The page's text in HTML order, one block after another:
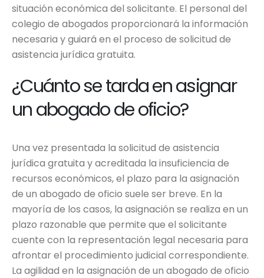
situación económica del solicitante. El personal del
colegio de abogados proporcionará la información
necesaria y guiará en el proceso de solicitud de
asistencia jurídica gratuita.
¿Cuánto se tarda en asignar
un abogado de oficio?
Una vez presentada la solicitud de asistencia
jurídica gratuita y acreditada la insuficiencia de
recursos económicos, el plazo para la asignación
de un abogado de oficio suele ser breve. En la
mayoría de los casos, la asignación se realiza en un
plazo razonable que permite que el solicitante
cuente con la representación legal necesaria para
afrontar el procedimiento judicial correspondiente.
La agilidad en la asignación de un abogado de oficio